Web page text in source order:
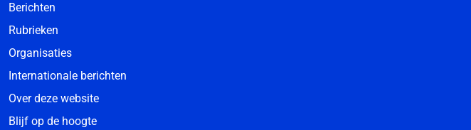
Berichten
Rubrieken
Organisaties
Internationale berichten
Over deze website
Blijf op de hoogte